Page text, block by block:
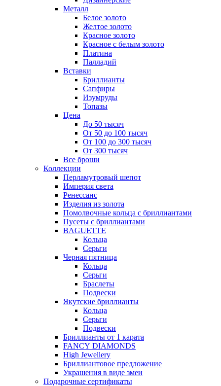
Металл
Белое золото
Желтое золото
Красное золото
Красное с белым золото
Платина
Палладий
Вставки
Бриллианты
Сапфиры
Изумруды
Топазы
Цена
До 50 тысяч
От 50 до 100 тысяч
От 100 до 300 тысяч
От 300 тысяч
Все броши
Коллекции
Перламутровый шепот
Империя света
Ренессанс
Изделия из золота
Помолвочные кольца с бриллиантами
Пусеты с бриллиантами
BAGUETTE
Кольца
Серьги
Черная пятница
Кольца
Серьги
Браслеты
Подвески
Якутские бриллианты
Кольца
Серьги
Подвески
Бриллианты от 1 карата
FANCY DIAMONDS
High Jewellery
Бриллиантовое предложение
Украшения в виде змеи
Подарочные сертификаты